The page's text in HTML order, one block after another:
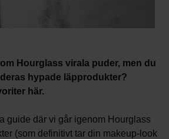
Hourglass virala puder, men du
hypade läpprodukter?
här.
guide där vi går igenom Hourglass
(som definitivt tar din makeup-look